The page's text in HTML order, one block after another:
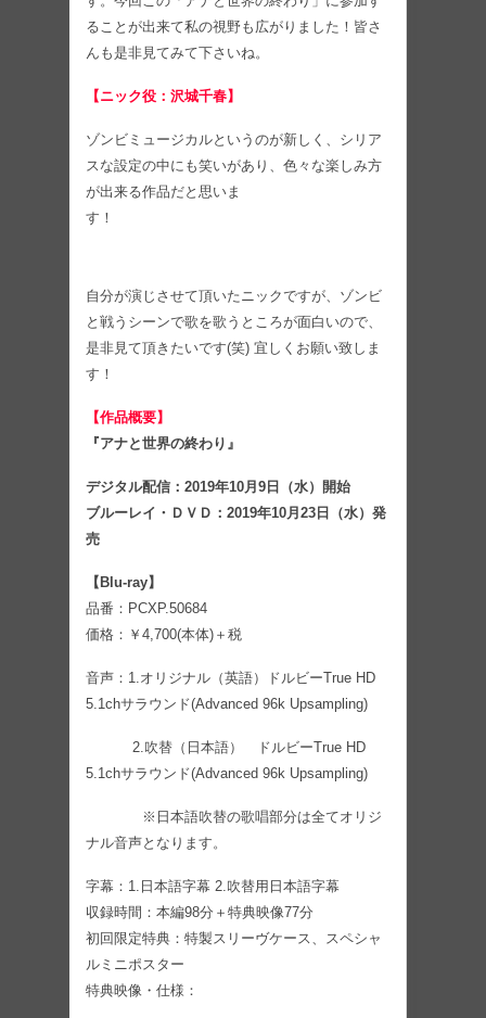
ることが出来て私の視野も広がりました！皆さ
んも是非見てみて下さいね。
【ニック役：沢城千春】
ゾンビミュージカルというのが新しく、シリア
スな設定の中にも笑いがあり、色々な楽しみ方
が出来る作品だと思いま
す！
自分が演じさせて頂いたニックですが、ゾンビ
と戦うシーンで歌を歌うところが面白いので、
是非見て頂きたいです(笑) 宜しくお願い致しま
す！
【作品概要】
『アナと世界の終わり』
デジタル配信：2019年10月9日（水）開始
ブルーレイ・ＤＶＤ：2019年10月23日（水）発
売
【Blu-ray】
品番：PCXP.50684
価格：￥4,700(本体)＋税
音声：1.オリジナル（英語）ドルビーTrue HD
5.1chサラウンド(Advanced 96k Upsampling)
2.吹替（日本語） ドルビーTrue HD
5.1chサラウンド(Advanced 96k Upsampling)
※日本語吹替の歌唱部分は全てオリジ
ナル音声となります。
字幕：1.日本語字幕 2.吹替用日本語字幕
収録時間：本編98分＋特典映像77分
初回限定特典：特製スリーヴケース、スペシャ
ルミニポスター
特典映像・仕様：